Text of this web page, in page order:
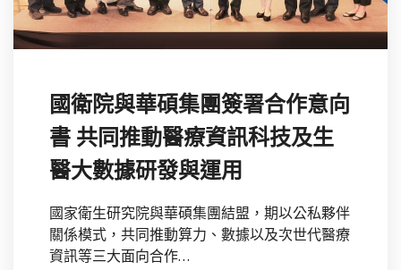
國衛院與華碩集團簽署合作意向
書 共同推動醫療資訊科技及生
醫大數據研發與運用
國家衛生研究院與華碩集團結盟，期以公私夥伴
關係模式，共同推動算力、數據以及次世代醫療
資訊等三大面向合作…